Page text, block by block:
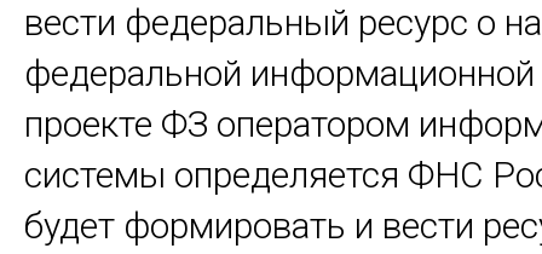
вести федеральный ресурс о
федеральной информационной
проекте ФЗ оператором
системы определяется ФНС
будет формировать и вести